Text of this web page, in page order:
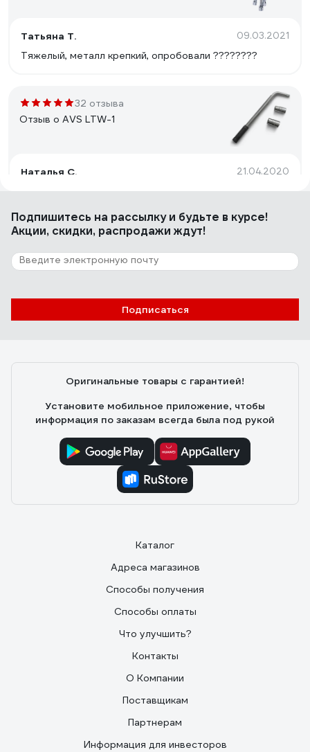
Татьяна Т. 09.03.2021
Тяжелый, металл крепкий, опробовали ????????
32 отзыва
Отзыв о AVS LTW-1
Наталья С. 21.04.2020
Балонник как Балонник, без нареканий
64 отзыва
Отзыв о КОБАЛЬТ 242-618
Подпишитесь на рассылкуи будьте в курсе!
Акции, скидки, распродажи ждут!
Подписаться
Оригинальные товары с гарантией!
Установите мобильное приложение, чтобы
информация по заказам всегда была под рукой
Каталог
Адреса магазинов
Способы получения
Способы оплаты
Что улучшить?
Контакты
О Компании
Поставщикам
Партнерам
Информация для инвесторов